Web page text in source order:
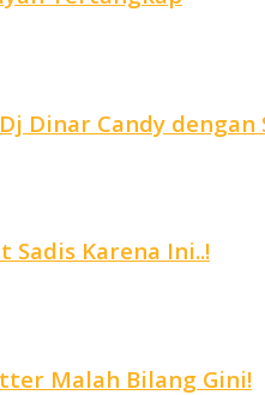
Dinar Candy dengan
Sadis Karena Ini..!
Malah Bilang Gini!